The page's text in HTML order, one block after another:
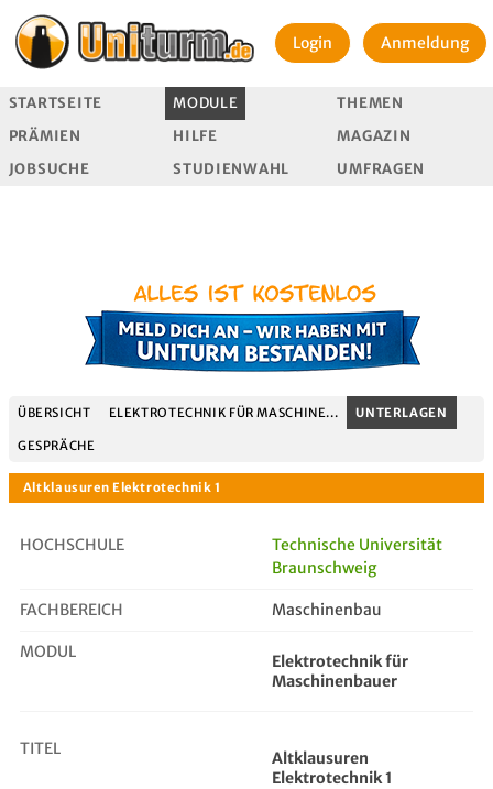
Login Anmeldung
STARTSEITE MODULE
THEMEN
PRÄMIEN
HILFE
MAGAZIN
JOBSUCHE
STUDIENWAHL UMFRAGEN
ÜBERSICHT ELEKTROTECHNIK FÜR MASCHINE... UNTERLAGEN
GESPRÄCHE
Altklausuren Elektrotechnik 1
HOCHSCHULE
Technische Universität
Braunschweig
FACHBEREICH Maschinenbau
MODUL
Elektrotechnik für
Maschinenbauer
TITEL
Altklausuren
Elektrotechnik 1